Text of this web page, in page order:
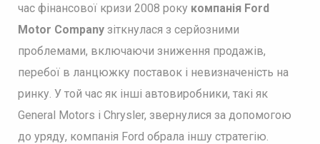
час фінансової кризи 2008 року компанія Ford
Motor Companyзіткнулася з серйозними
проблемами, включаючи зниження продажів,
перебої в ланцюжку поставок і невизначеність на
ринку. У той час як інші автовиробники, такі як
General Motors і Chrysler, звернулися за допомогою
до уряду, компанія Ford обрала іншу стратегію.